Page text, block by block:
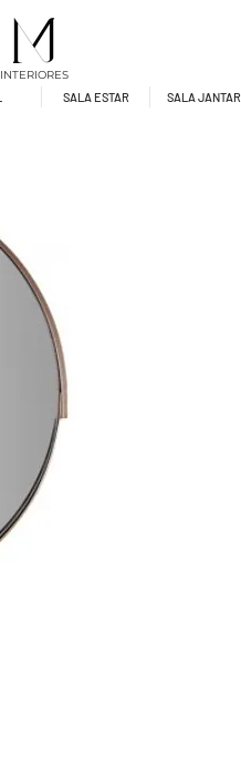
INTERIORES
SALA ESTAR SALA JANTAR